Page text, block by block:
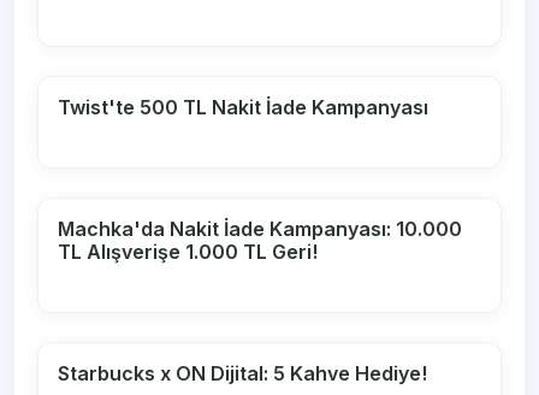
Twist'te 500 TL Nakit İade Kampanyası
Machka'da Nakit İade Kampanyası: 10.000
TL Alışverişe 1.000 TL Geri!
Starbucks x ON Dijital: 5 Kahve Hediye!